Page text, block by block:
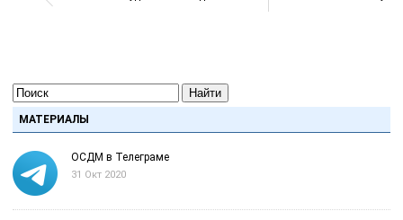
Найти
МАТЕРИАЛЫ
ОСДМ в Телеграме
31 Окт 2020